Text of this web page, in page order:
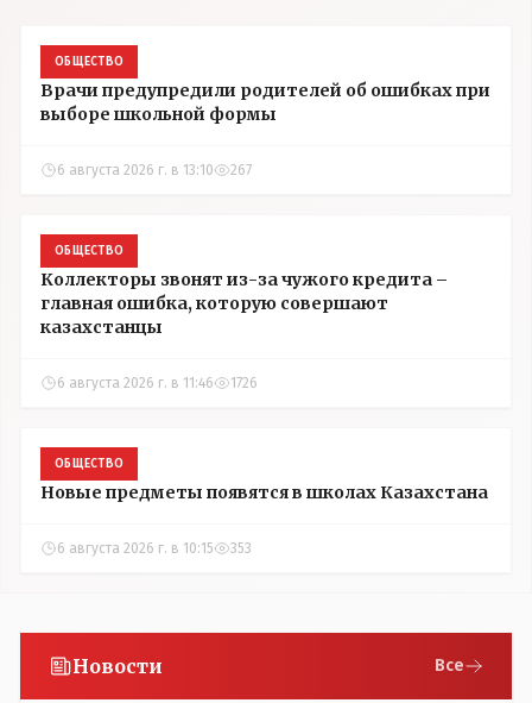
ОБЩЕСТВО
Врачи предупредили родителей об ошибках при
выборе школьной формы
6 августа 2026 г. в 13:10 267
ОБЩЕСТВО
Коллекторы звонят из-за чужого кредита –
главная ошибка, которую совершают
казахстанцы
6 августа 2026 г. в 11:46 1726
ОБЩЕСТВО
Новые предметы появятся в школах Казахстана
6 августа 2026 г. в 10:15 353
Новости Все